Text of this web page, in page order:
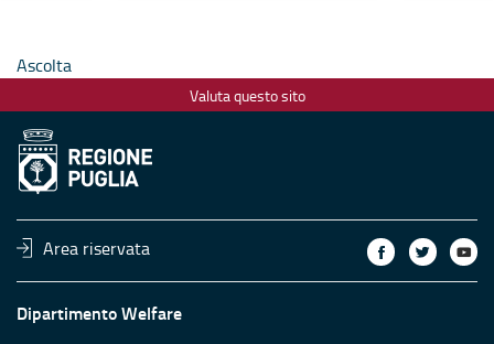
Ascolta
Valuta questo sito
Area riservata
Dipartimento Welfare